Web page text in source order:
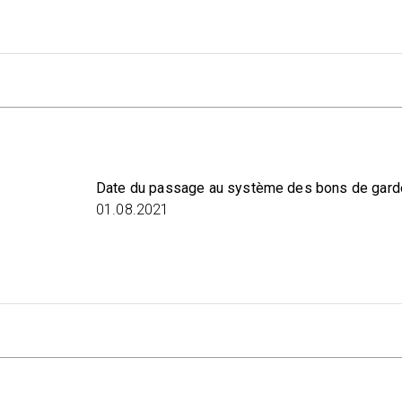
Date du passage au système des bons de
01.08.2021